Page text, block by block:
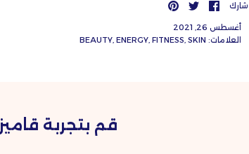
شارك
شارك
على
Facebook
انشر
على
Twitter
يعلق
أغسطس 26, 2021
العلامات:
BEAUTY ENERGY FITNESS SKIN
قم بتجربة قاميز RITE الخاصة بنا!